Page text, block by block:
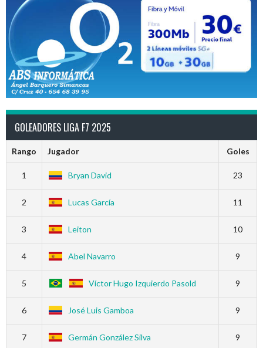
GOLEADORES LIGA F7 2025
Rango Jugador Goles
1 Bryan David 23
2 Lucas García 11
3 Leiton 10
4 Abel Navarro 9
5 Víctor Hugo Izquierdo Pasold 9
6 José Luis Gamboa 9
7 Germán González Silva 9